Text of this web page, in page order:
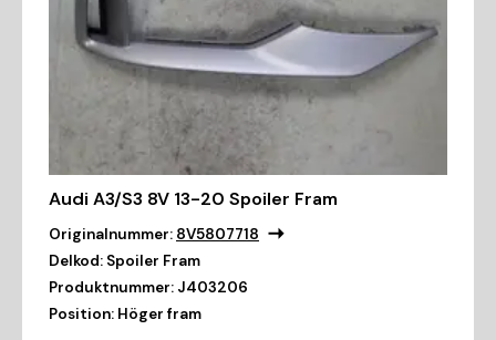
Audi A3/S3 8V 13-20 Spoiler Fram
Originalnummer: 8V5807718
Delkod: Spoiler Fram
Produktnummer: J403206
Position: Höger fram